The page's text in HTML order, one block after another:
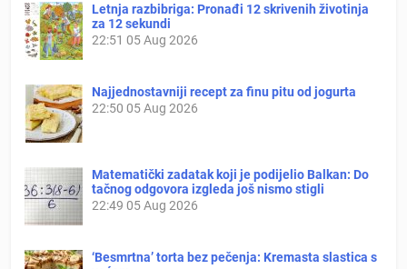
Letnja razbibriga: Pronađi 12 skrivenih životinja
za 12 sekundi
22:51 05 Aug 2026
Najjednostavniji recept za finu pitu od jogurta
22:50 05 Aug 2026
Matematički zadatak koji je podijelio Balkan: Do
tačnog odgovora izgleda još nismo stigli
22:49 05 Aug 2026
‘Besmrtna’ torta bez pečenja: Kremasta slastica s